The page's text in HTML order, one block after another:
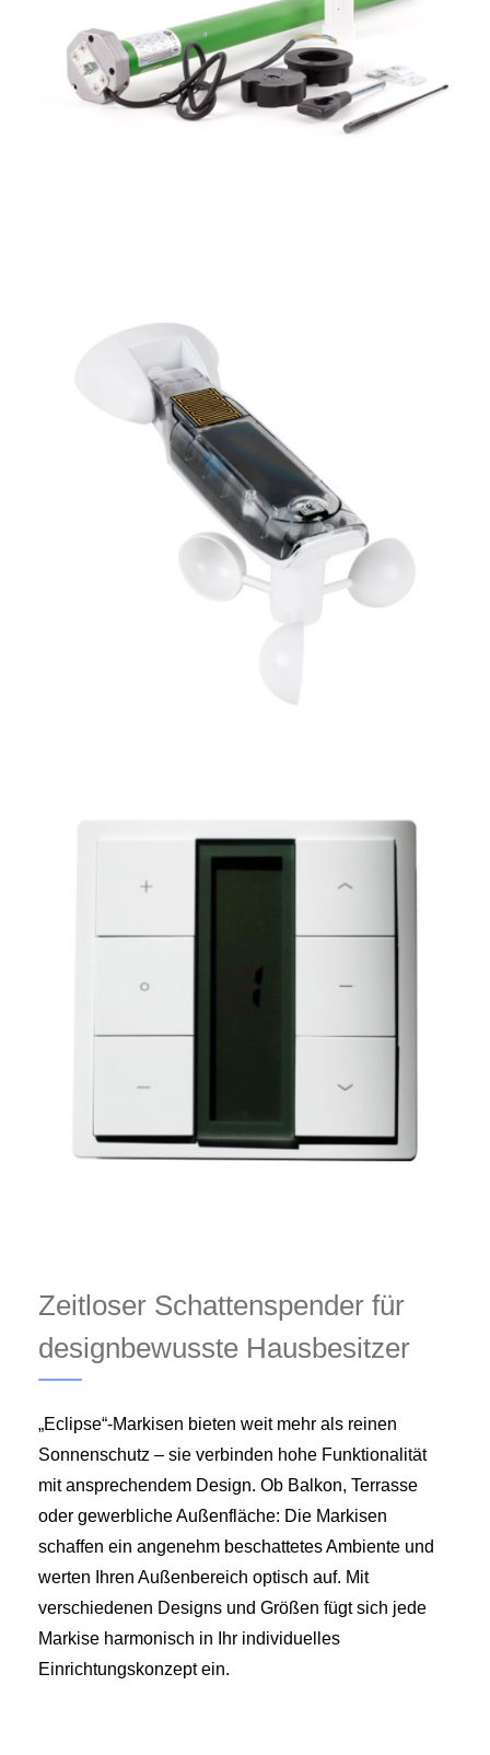
Zeitloser Schattenspender für
designbewusste Hausbesitzer
„Eclipse“-Markisen bieten weit mehr als reinen
Sonnenschutz – sie verbinden hohe Funktionalität
mit ansprechendem Design. Ob Balkon, Terrasse
oder gewerbliche Außenfläche: Die Markisen
schaffen ein angenehm beschattetes Ambiente und
werten Ihren Außenbereich optisch auf. Mit
verschiedenen Designs und Größen fügt sich jede
Markise harmonisch in Ihr individuelles
Einrichtungskonzept ein.